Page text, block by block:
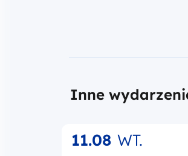
Inne
11.08 WT.